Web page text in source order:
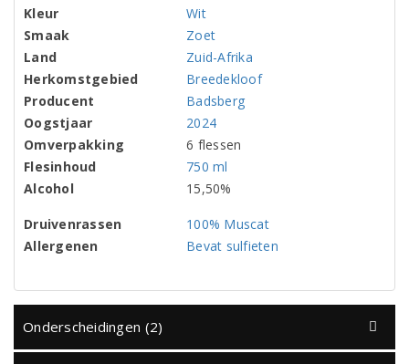
Kleur
Wit
Smaak
Zoet
Land
Zuid-Afrika
Herkomstgebied
Breedekloof
Producent
Badsberg
Oogstjaar
2024
Omverpakking
6 flessen
Flesinhoud
750 ml
Alcohol
15,50%
Druivenrassen
100% Muscat
Allergenen
Bevat sulfieten
Onderscheidingen (2)